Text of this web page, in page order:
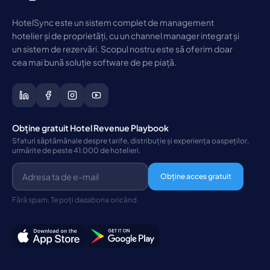
HotelSync este un sistem complet de management
hotelier și de proprietăți, cu un channel manager integrat și
un sistem de rezervări. Scopul nostru este să oferim doar
cea mai bună soluție software de pe piață.
Obține gratuit Hotel Revenue Playbook
Sfaturi săptămânale despre tarife, distribuție și experiența oaspeților,
urmărite de peste 41.000 de hotelieri.
Obține acces gratuit
Fără spam. Te poți dezabona oricând.